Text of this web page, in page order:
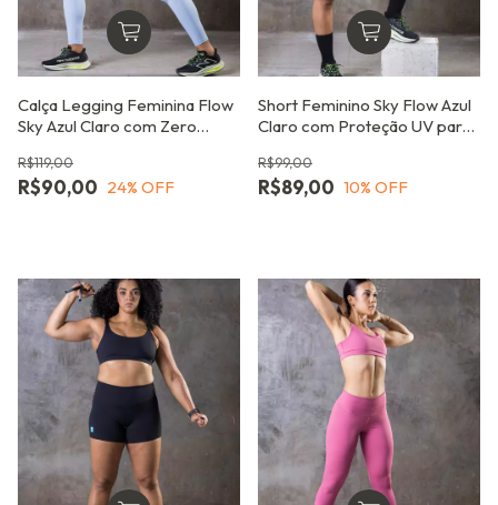
Calça Legging Feminina Flow
Sky Azul Claro com Zero
R$90,00
R$119,00
24% OFF
Short Feminino Sky Flow Azul
Claro com Proteção UV para
R$89,00
R$99,00
10% OFF